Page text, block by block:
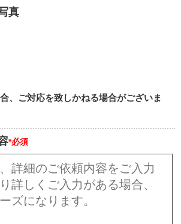
真
、ご対応を致しかねる場合がございま
*必須